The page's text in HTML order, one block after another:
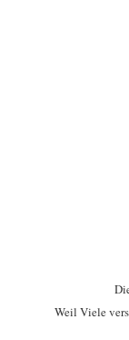
Weil Viele